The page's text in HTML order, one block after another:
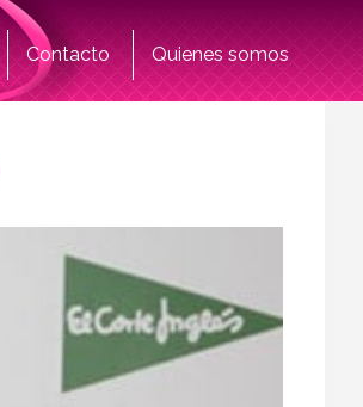
Contacto Quienes somos